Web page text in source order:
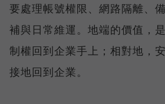
要處理帳號權限、網路隔離、
補與日常維運。地端的價值，
制權回到企業手上；相對地，
接地回到企業。